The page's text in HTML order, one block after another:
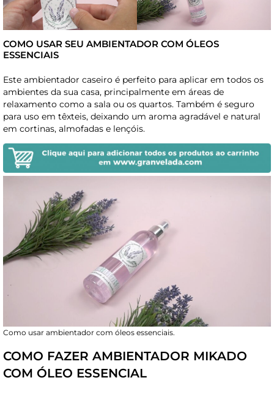
COMO USAR SEU AMBIENTADOR COM ÓLEOS
ESSENCIAIS
Este ambientador caseiro é perfeito para aplicar em todos os
ambientes da sua casa, principalmente em áreas de
relaxamento como a sala ou os quartos. Também é seguro
para uso em têxteis, deixando um aroma agradável e natural
em cortinas, almofadas e lençóis.
Como usar ambientador com óleos essenciais.
COMO FAZER AMBIENTADOR MIKADO
COM ÓLEO ESSENCIAL